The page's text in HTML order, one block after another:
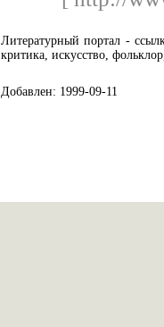
Литературный портал -
критика, искусство,
Добавлен: 1999-09-11